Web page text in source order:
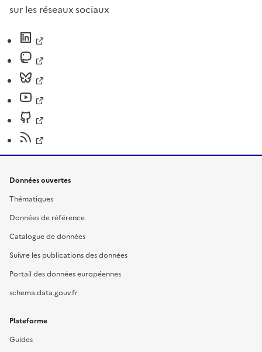
sur les réseaux sociaux
Données ouvertes
Thématiques
Données de référence
Catalogue de données
Suivre les publications des données
Portail des données européennes
schema.data.gouv.fr
Plateforme
Guides